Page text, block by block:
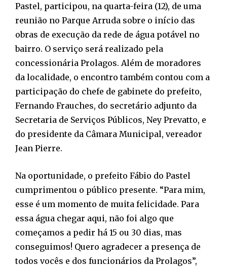
Pastel, participou, na quarta-feira (12), de uma
reunião no Parque Arruda sobre o início das
obras de execução da rede de água potável no
bairro. O serviço será realizado pela
concessionária Prolagos. Além de moradores
da localidade, o encontro também contou com a
participação do chefe de gabinete do prefeito,
Fernando Frauches, do secretário adjunto da
Secretaria de Serviços Públicos, Ney Prevatto, e
do presidente da Câmara Municipal, vereador
Jean Pierre.
Na oportunidade, o prefeito Fábio do Pastel
cumprimentou o público presente. “Para mim,
esse é um momento de muita felicidade. Para
essa água chegar aqui, não foi algo que
começamos a pedir há 15 ou 30 dias, mas
conseguimos! Quero agradecer a presença de
todos vocês e dos funcionários da Prolagos”,